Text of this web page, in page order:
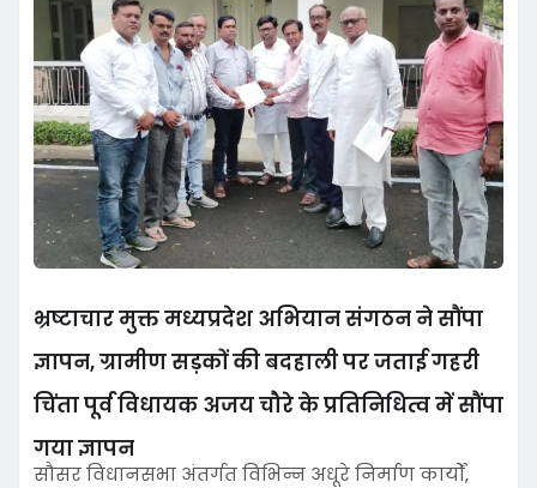
भ्रष्टाचार मुक्त मध्यप्रदेश अभियान संगठन ने सौंपा
ज्ञापन, ग्रामीण सड़कों की बदहाली पर जताई गहरी
चिंता पूर्व विधायक अजय चौरे के प्रतिनिधित्व में सौंपा
गया ज्ञापन
सौसर विधानसभा अंतर्गत विभिन्न अधूरे निर्माण कार्यों,